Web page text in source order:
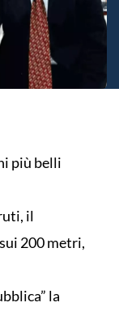
più belli
il
200 metri,
la